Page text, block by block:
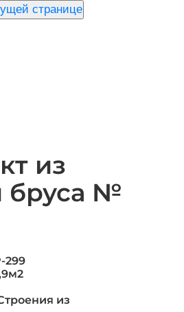
странице
из
бруса №
299
из